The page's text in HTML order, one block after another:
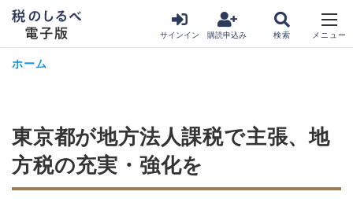
サインイン 購読申込み
ホーム
東京都が地方法人課税で主張、地
方税の充実・強化を